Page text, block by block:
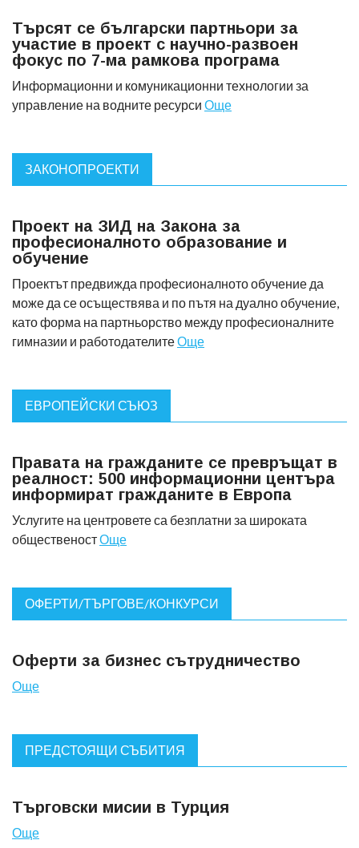
Търсят се български партньори за
участие в проект с научно-развоен
фокус по 7-ма рамкова програма
Информационни и комуникационни технологии за
управление на водните ресурси Още
ЗАКОНОПРОЕКТИ
Проект на ЗИД на Закона за
професионалното образование и
обучение
Проектът предвижда професионалното обучение да
може да се осъществява и по пътя на дуално обучение,
като форма на партньорство между професионалните
гимназии и работодателитеОще
ЕВРОПЕЙСКИ СЪЮЗ
Правата на гражданите се превръщат в
реалност: 500 информационни центъра
информират гражданите в Европа
Услугите на центровете са безплатни за широката
общественостОще
ОФЕРТИ/ТЪРГОВЕ/КОНКУРСИ
Оферти за бизнес сътрудничество
Още
ПРЕДСТОЯЩИ СЪБИТИЯ
Търговски мисии в Турция
Още